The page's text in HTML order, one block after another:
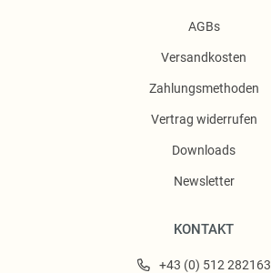
AGBs
Versandkosten
Zahlungsmethoden
Vertrag widerrufen
Downloads
Newsletter
KONTAKT
+43 (0) 512 282163